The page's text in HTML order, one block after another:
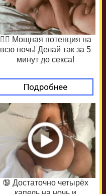
❤️‍🔥 Мощная потенция на
всю ночь! Делай так за 5
минут до секса!
Подробнее
🔞 Достаточно четырёх